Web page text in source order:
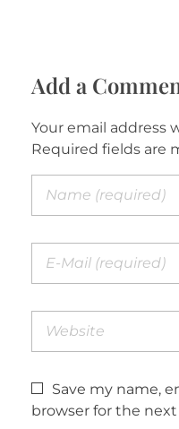
Add a
Your email address
Required fields are
Save my name,
browser for the